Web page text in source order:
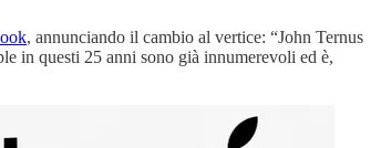
, annunciando il cambio al vertice: “John Ternus
in questi 25 anni sono già innumerevoli ed è,